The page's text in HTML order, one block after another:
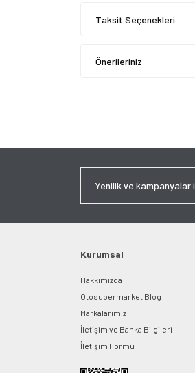
Taksit Seçenekleri
Önerileriniz
Kurumsal
Hakkımızda
Otosupermarket Blog
Markalarımız
İletişim ve Banka Bilgileri
İletişim Formu